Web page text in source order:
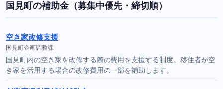
国見町の補助金（募集中優先・締切順）
空き家改修支援
国見町企画調整課
国見町内の空き家を改修する際の費用を支援する制度。移住者が空
き家を活用する場合の改修費用の一部を補助します。